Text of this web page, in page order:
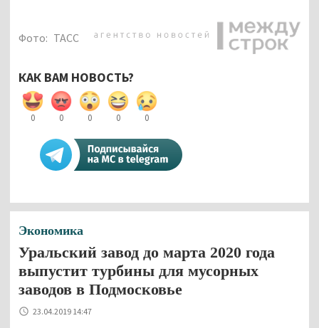
Фото: ТАСС
КАК ВАМ НОВОСТЬ?
0 0 0 0 0
Экономика
Уральский завод до марта 2020 года
выпустит турбины для мусорных
заводов в Подмосковье
23.04.2019 14:47